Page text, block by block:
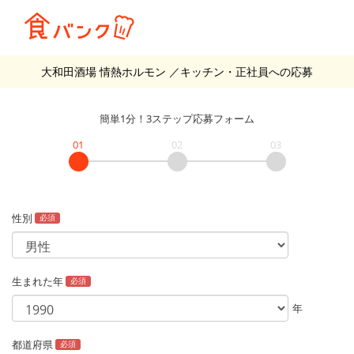
大和田酒場 情熱ホルモン ／キッチン・正社員への応募
簡単1分！3ステップ応募フォーム
01
02 03
性別 必須
生まれた年 必須
年
都道府県 必須